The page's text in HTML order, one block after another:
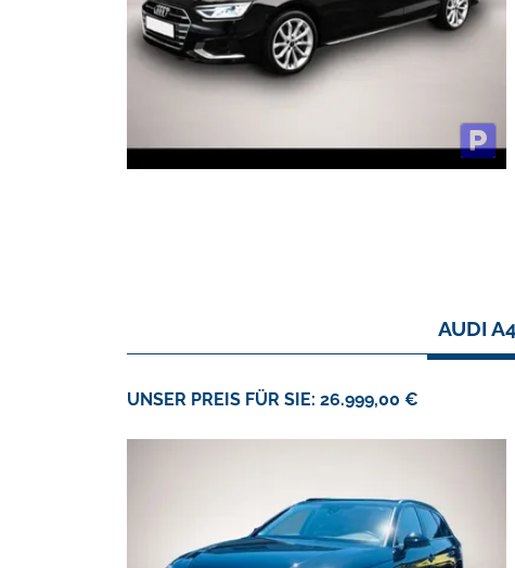
AUDI
UNSER PREIS FÜR SIE: 26.999,00 €